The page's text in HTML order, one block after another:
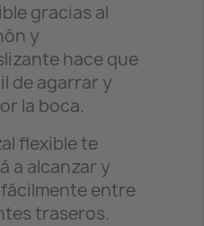
gracias al
y
hace que
de agarrar y
la boca.
flexible te
a alcanzar y
entre
traseros.